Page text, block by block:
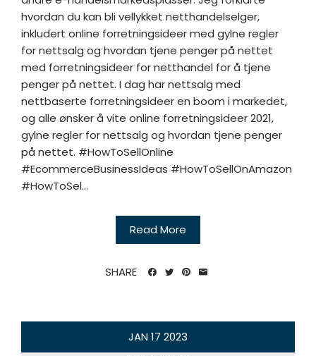
hvordan du kan bli vellykket netthandelselger,
inkludert online forretningsideer med gylne regler
for nettsalg og hvordan tjene penger på nettet
med forretningsideer for netthandel for å tjene
penger på nettet. I dag har nettsalg med
nettbaserte forretningsideer en boom i markedet,
og alle ønsker å vite online forretningsideer 2021,
gylne regler for nettsalg og hvordan tjene penger
på nettet. #HowToSellOnline
#EcommerceBusinessIdeas #HowToSellOnAmazon
#HowToSel...
Read More
SHARE
JAN17 2023